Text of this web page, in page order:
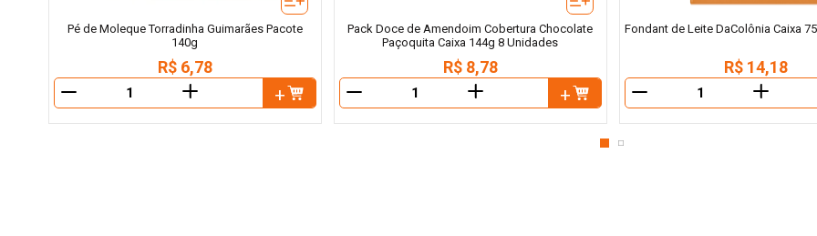
Pé de Moleque Torradinha Guimarães Pacote
140g
R$ 6,78
＋
Pack Doce de Amendoim Cobertura Chocolate
Paçoquita Caixa 144g 8 Unidades
R$ 8,78
＋
Fondant de Leite DaColônia Caixa
R$ 14,18
＋